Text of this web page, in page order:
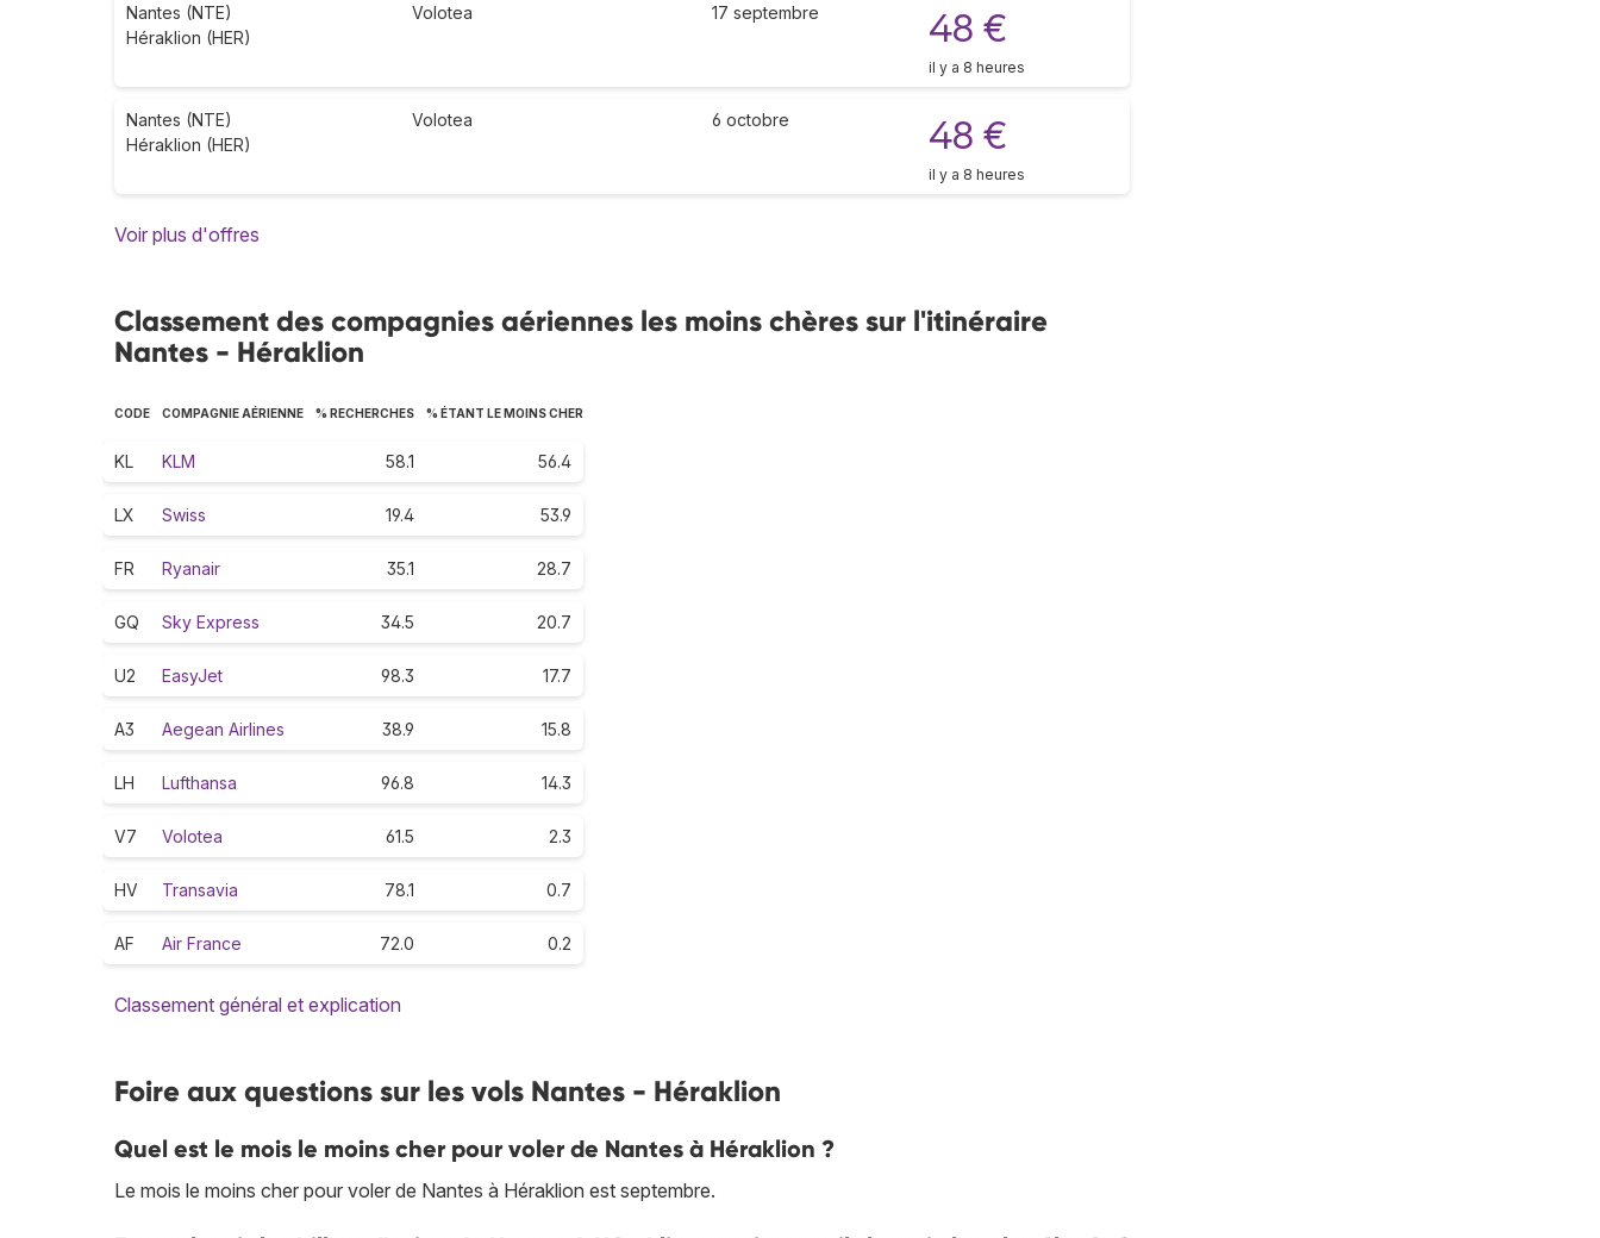
Nantes (NTE)
Héraklion (HER)
Volotea 17 septembre 48 €
il y a 8 heures
Nantes (NTE)
Héraklion (HER)
Volotea 6 octobre 48 €
il y a 8 heures
Voir plus d'offres
Classement des compagnies aériennes les moins chères sur l'itinéraire
Nantes - Héraklion
CODE COMPAGNIE AÉRIENNE % RECHERCHES % ÉTANT LE MOINS CHER
KL KLM 58.1 56.4
LX Swiss 19.4 53.9
FR Ryanair 35.1 28.7
GQ Sky Express 34.5 20.7
U2 EasyJet 98.3 17.7
A3 Aegean Airlines 38.9 15.8
LH Lufthansa 96.8 14.3
V7 Volotea 61.5 2.3
HV Transavia 78.1 0.7
AF Air France 72.0 0.2
Classement général et explication
Foire aux questions sur les vols Nantes - Héraklion
Quel est le mois le moins cher pour voler de Nantes à Héraklion ?
Le mois le moins cher pour voler de Nantes à Héraklion est septembre.